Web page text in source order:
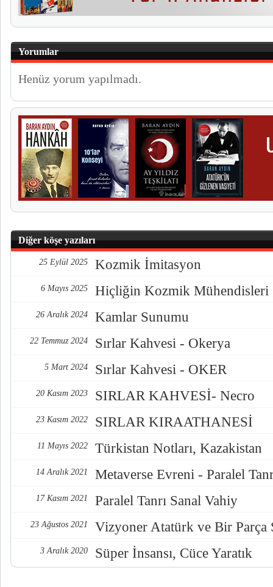
Yorumlar
Henüz yorum yapılmadı.
Diğer köşe yazıları
25 Eylül 2025 Kozmik İmitasyon
6 Mayıs 2025 Hiçliğin Kozmik Mühendisleri
26 Aralık 2024 Kamlar Sunumu
22 Temmuz 2024 Sırlar Kahvesi - Okerya
5 Mart 2024 Sırlar Kahvesi - OKER
20 Kasım 2023 SIRLAR KAHVESİ- Necro
23 Kasım 2022 SIRLAR KIRAATHANESİ
11 Mayıs 2022 Türkistan Notları, Kazakistan
14 Aralık 2021 Metaverse Evreni - Paralel
17 Kasım 2021 Paralel Tanrı Sanal Vahiy
23 Ağustos 2021 Vizyoner Atatürk ve Bir Parça
3 Aralık 2020 Süper İnsansı, Cüce Yaratık